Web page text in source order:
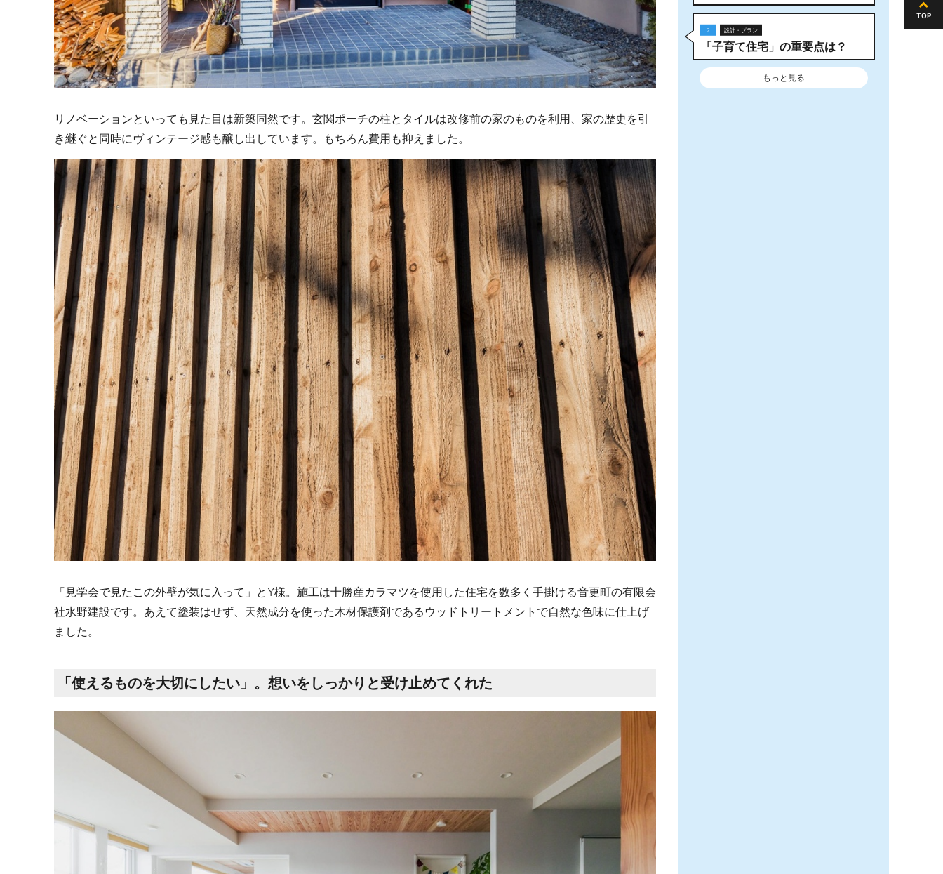
リノベーションといっても見た目は新築同然です。玄関ポーチの柱とタイルは改修前の家のものを利用、家の歴史を引
き継ぐと同時にヴィンテージ感も醸し出しています。もちろん費用も抑えました。
「見学会で見たこの外壁が気に入って」とY様。施工は十勝産カラマツを使用した住宅を数多く手掛ける音更町の有限会
社水野建設です。あえて塗装はせず、天然成分を使った木材保護剤であるウッドトリートメントで自然な色味に仕上げ
ました。
「使えるものを大切にしたい」。想いをしっかりと受け止めてくれた
2 設計・プラン
「子育て住宅」の重要点は？
もっと見る
TOP